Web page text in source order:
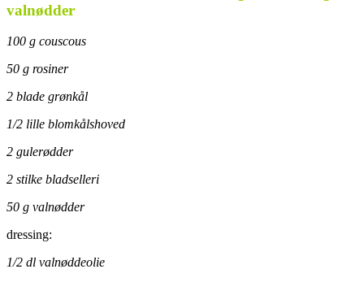
valnødder
100 g couscous
50 g rosiner
2 blade grønkål
1/2 lille blomkålshoved
2 gulerødder
2 stilke bladselleri
50 g valnødder
dressing:
1/2 dl valnøddeolie